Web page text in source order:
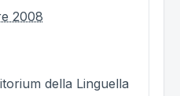
2008
della Linguella